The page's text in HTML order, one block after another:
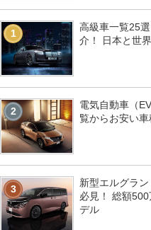
1
高級車一覧25
介！ 日本と世
2
電気自動車（
覧からお安い
3
新型エルグラ
必見！ 総額
デル